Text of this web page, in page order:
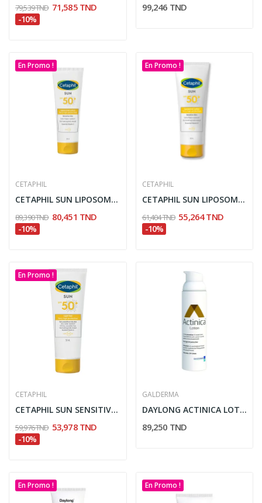
79,539 TND 71,585 TND
-10%
99,246 TND
En Promo !
CETAPHIL
CETAPHIL SUN LIPOSOMAL LOTION SPF50+ 100ML
89,390 TND 80,451 TND
-10%
En Promo !
CETAPHIL
CETAPHIL SUN LIPOSOMAL LOTION SPF50+ 50ML
61,404 TND 55,264 TND
-10%
En Promo !
CETAPHIL
CETAPHIL SUN SENSITIVE LIGHT GEL SPF50+ 50ML
59,976 TND 53,978 TND
-10%
GALDERMA
DAYLONG ACTINICA LOTION SPF 50+ 80GR
89,250 TND
En Promo ! En Promo !